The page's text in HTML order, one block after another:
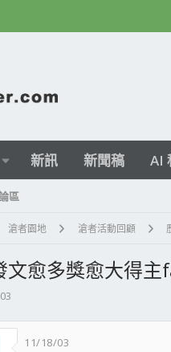
新訊 新聞稿 AI
區
滄者園地 滄者活動回顧
文愈多獎愈大得
11/18/03